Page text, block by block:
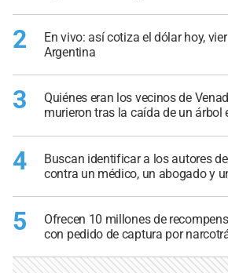
2
En vivo: así cotiza el dólar hoy,
Argentina
3
Quiénes eran los vecinos de
murieron tras la caída de un árbol
4
Buscan identificar a los autores
contra un médico, un abogado y
5
Ofrecen 10 millones de
con pedido de captura por